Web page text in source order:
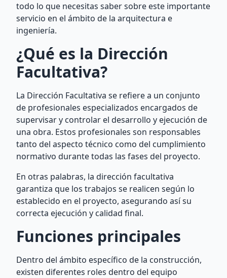
todo lo que necesitas saber sobre este importante
servicio en el ámbito de la arquitectura e
ingeniería.
¿Qué es la Dirección
Facultativa?
La Dirección Facultativa se refiere a un conjunto
de profesionales especializados encargados de
supervisar y controlar el desarrollo y ejecución de
una obra. Estos profesionales son responsables
tanto del aspecto técnico como del cumplimiento
normativo durante todas las fases del proyecto.
En otras palabras, la dirección facultativa
garantiza que los trabajos se realicen según lo
establecido en el proyecto, asegurando así su
correcta ejecución y calidad final.
Funciones principales
Dentro del ámbito específico de la construcción,
existen diferentes roles dentro del equipo